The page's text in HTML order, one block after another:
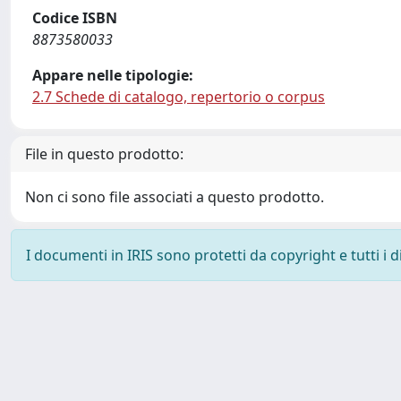
Codice ISBN
8873580033
Appare nelle tipologie:
2.7 Schede di catalogo, repertorio o corpus
File in questo prodotto:
Non ci sono file associati a questo prodotto.
I documenti in IRIS sono protetti da copyright e tutti i